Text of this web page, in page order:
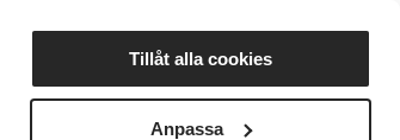
Tillåt alla cookies
Anpassa
Nyheter Avdelningar